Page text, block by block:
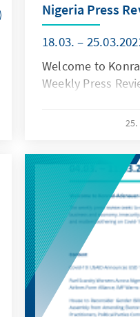
Nigeria Press
18.03. –
Welcome to
Weekly Press
25.